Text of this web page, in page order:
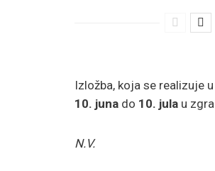
Izložba, koja se realizuje
10. juna do 10. jula u
N.V.